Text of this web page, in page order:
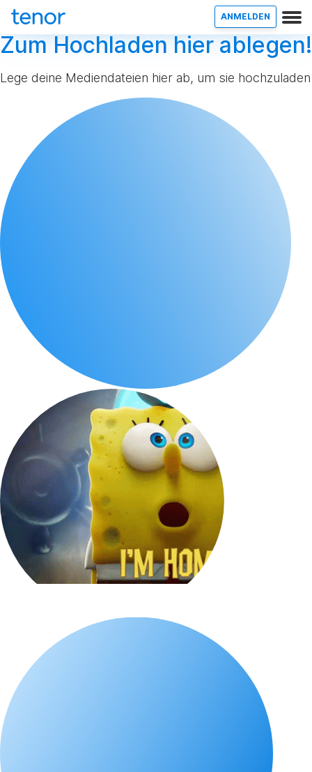
ANMELDEN
Zum Hochladen hier ablegen!
Lege deine Mediendateien hier ab, um sie hochzuladen